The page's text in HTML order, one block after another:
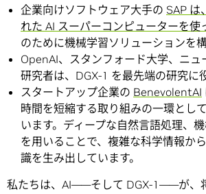
企業向けソフトウェア大手の SAP は
れた AI スーパーコンピューターを使
のために機械学習ソリューションを構
OpenAI、スタンフォード大学、ニュ
研究者は、DGX-1 を最先端の研究に
スタートアップ企業の BenevolentAI
時間を短縮する取り組みの一環とし
います。ディープな自然言語処理、
を用いることで、複雑な科学情報か
識を生み出しています。
私たちは、AI――そして DGX-1――が、